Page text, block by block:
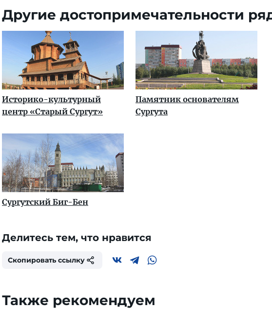
Другие достопримечательности
Историко-культурный
центр «Старый Сургут»
Памятник основателям
Сургута
Сургутский Биг-Бен
Делитесь тем, что нравится
Скопировать ссылку
Также рекомендуем